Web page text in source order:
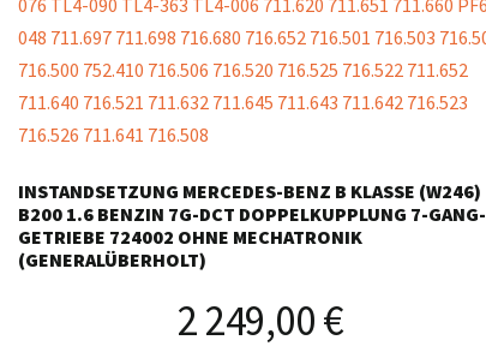
INSTANDSETZUNG MERCEDES-BENZ B KLASSE (W246)
B200 1.6 BENZIN 7G-DCT DOPPELKUPPLUNG 7-GANG-
GETRIEBE 724002 OHNE MECHATRONIK
(GENERALÜBERHOLT)
2 249,00€